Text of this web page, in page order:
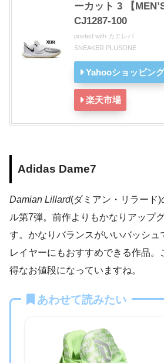
ーカット 3 【
CJ1287-100
posted with カエレバ
SNEAKER PLUSONE
Yahooショッピング
楽天市場
Adidas Dame7
Damian Lillard(ダミアン・リラード
ル第7弾。前作よりもかなりアップ
す。かなりバランスがいいバッシュ
レイヤーにもおすすめできる作品。
得なお値段になっていますね。
あわせて読みたい